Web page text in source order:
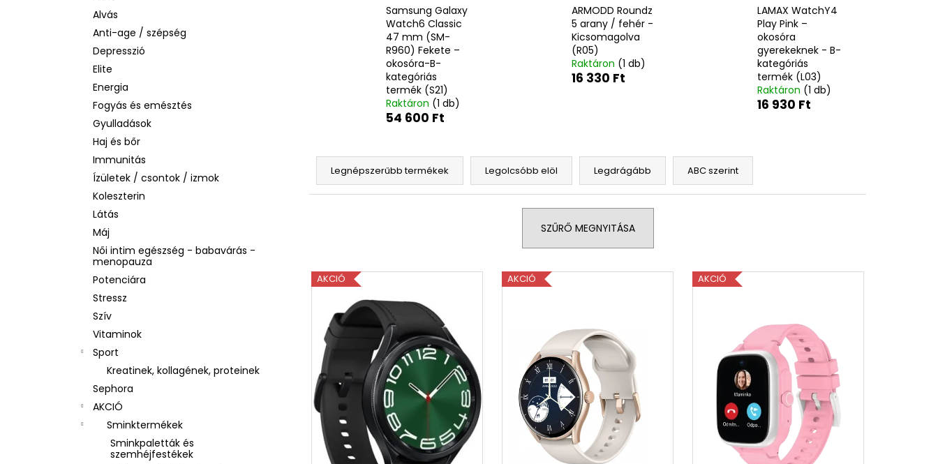
Alvás
Anti-age / szépség
Depresszió
Elite
Energia
Fogyás és emésztés
Gyulladások
Haj és bőr
Immunitás
Ízületek / csontok / izmok
Koleszterin
Látás
Máj
Női intim egészség - babavárás -
menopauza
Potenciára
Stressz
Szív
Vitaminok
Sport
Kreatinek, kollagének, proteinek
Sephora
AKCIÓ
Sminktermékek
Sminkpaletták és
szemhéjfestékek
Samsung Galaxy
Watch6 Classic
47 mm (SM-
R960) Fekete –
okosóra-B-
kategóriás
termék (S21)
Raktáron (1 db)
54 600 Ft
ARMODD Roundz
5 arany / fehér -
Kicsomagolva
(R05)
Raktáron (1 db)
16 330 Ft
LAMAX WatchY4
Play Pink –
okosóra
gyerekeknek - B-
kategóriás
termék (L03)
Raktáron (1 db)
16 930 Ft
T
r
k
e
z
é
Legnépszerűbb termékek Legolcsóbb elöl Legdrágább ABC szerint
SZŰRŐ MEGNYITÁSA
T
e
e
k
AKCIÓ AKCIÓ AKCIÓ
LA ROCHE-POSAY B5 RÁNCTALANÍTÓ
SZÉRUM ÉRZÉKENY BŐRRE, 10 ML
1 760 Ft
Korábbi: 4 580 Ft
ASTRID HYALURONIC GOLD FIATALÍTÓ
HIDROGÉL SZEMKÖRNYÉKÁPOLÓ
TAPASZOK (EXP: 03/26)
1 260 Ft
BEAUTY OF JOSEON MATTE SUN STICK
MUGWORT + CAMELIA
SPF50+/PA++++, 18G
2 060 Ft
Korábbi:3 880 Ft